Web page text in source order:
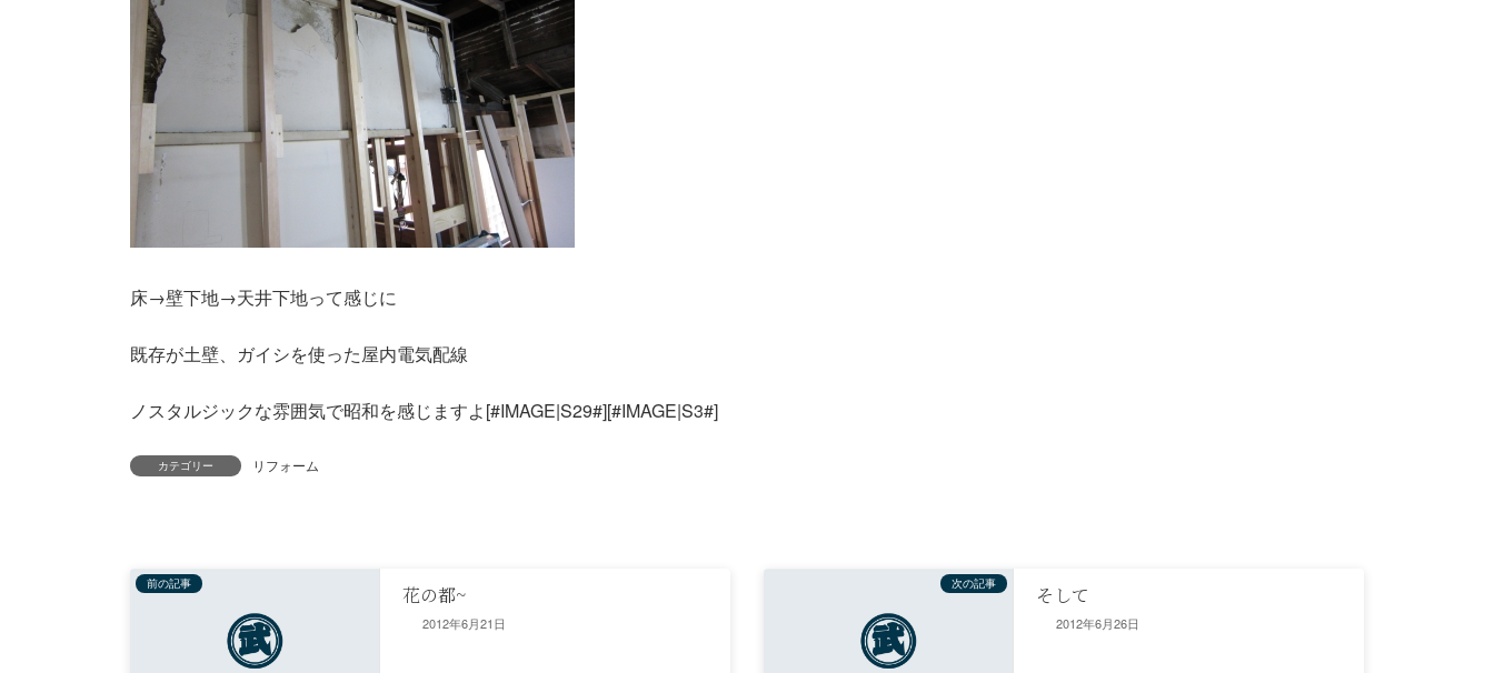
床→壁下地→天井下地って感じに
既存が土壁、ガイシを使った屋内電気配線
ノスタルジックな雰囲気で昭和を感じますよ[#IMAGE|S29#][#IMAGE|S3#]
カテゴリー リフォーム
前の記事 花の都~
2012年6月21日
次の記事 そして
2012年6月26日